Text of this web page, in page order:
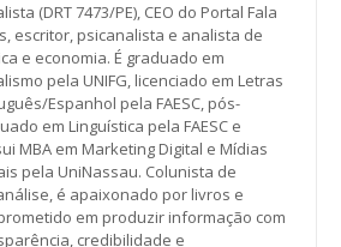
(DRT 7473/PE), CEO do Portal Fala
escritor, psicanalista e analista de
e economia. É graduado em
pela UNIFG, licenciado em Letras
Espanhol pela FAESC, pós-
em Linguística pela FAESC e
MBA em Marketing Digital e Mídias
pela UniNassau. Colunista de
é apaixonado por livros e
em produzir informação com
credibilidade e